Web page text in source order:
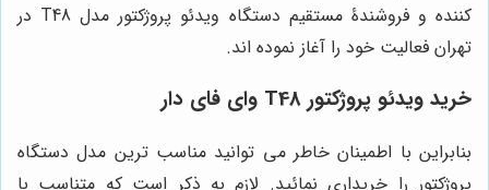
کننده و فروشندۀ مستقیم دستگاه ویدئو پروژکتور مدل T48 در
تهران فعالیت خود را آغاز نموده اند.
خرید ویدئو پروژکتور T48 وای فای دار
بنابراین با اطمینان خاطر می توانید مناسب ترین مدل دستگاه
پروژکتور را خریداری نمائید. لازم به ذکر است که متناسب با